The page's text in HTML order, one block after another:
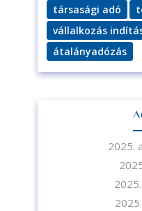
társasági adó
vállalkozás
átalányadózás
2025.